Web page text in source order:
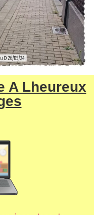
A Lheureux